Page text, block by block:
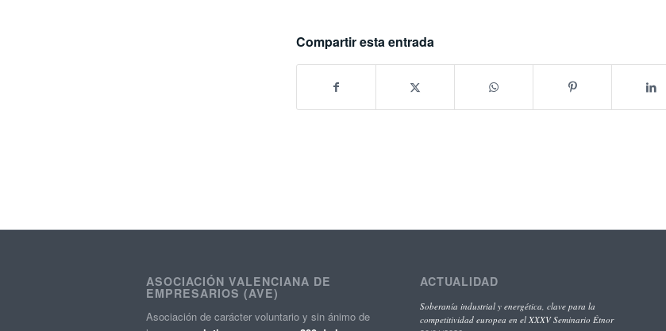
Compartir esta entrada
ASOCIACIÓN VALENCIANA DE
EMPRESARIOS (AVE)
Asociación de carácter voluntario y sin ánimo de
ACTUALIDAD
Soberanía industrial y energética, clave para la
competitividad europea en el XXXV Seminario Étnor